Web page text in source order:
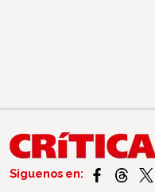
Siguenos en: